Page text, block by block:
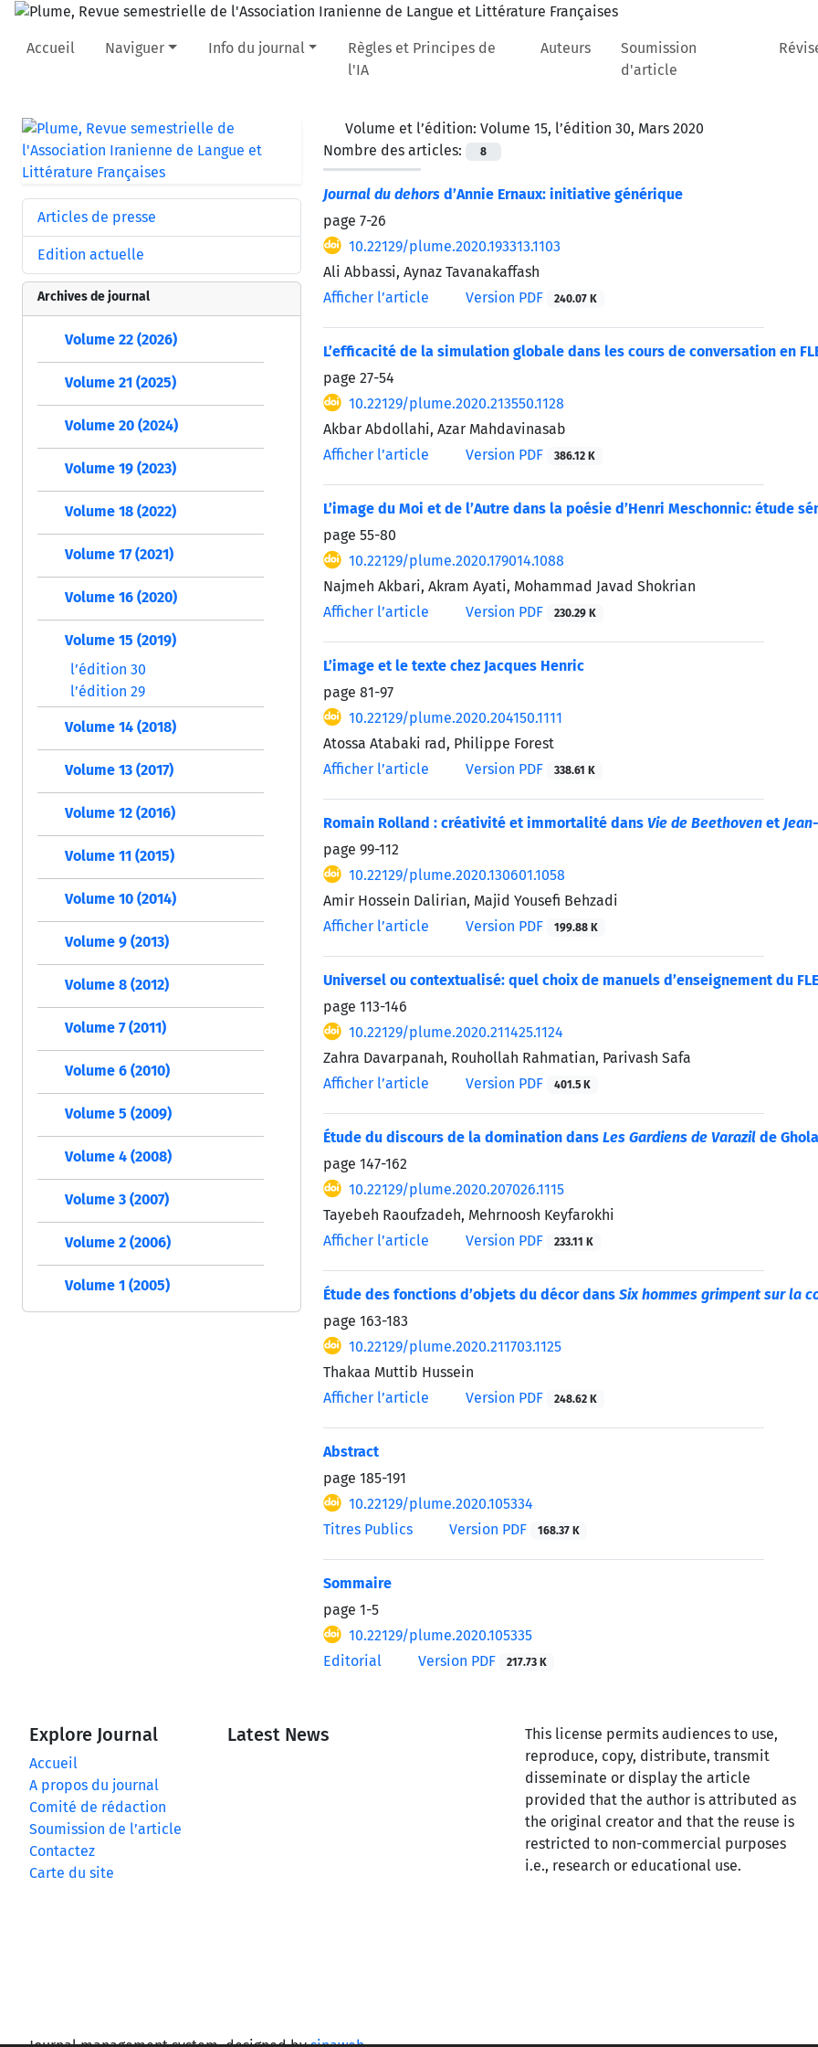
Accueil Naviguer Info du journal
Règles et Principes de
l'IA
Auteurs
Soumission
d'article
Volume et l’édition: Volume 15, l’édition 30, Mars 2020
Nombre des articles:
8
Journal du dehors d’Annie Ernaux: initiative générique
page 7-26
10.22129/plume.2020.193313.1103
Ali Abbassi, Aynaz Tavanakaffash
Afficher l’article
Version PDF 240.07 K
L’efficacité de la simulation globale dans les cours de conversation en
page 27-54
10.22129/plume.2020.213550.1128
Akbar Abdollahi, Azar Mahdavinasab
Afficher l’article
Version PDF 386.12 K
L’image du Moi et de l’Autre dans la poésie d’Henri Meschonnic: étude
page 55-80
10.22129/plume.2020.179014.1088
Najmeh Akbari, Akram Ayati, Mohammad Javad Shokrian
Afficher l’article
Version PDF 230.29 K
L’image et le texte chez Jacques Henric
page 81-97
10.22129/plume.2020.204150.1111
Atossa Atabaki rad, Philippe Forest
Afficher l’article
Version PDF 338.61 K
Romain Rolland : créativité et immortalité dans Vie de Beethoven et
page 99-112
10.22129/plume.2020.130601.1058
Amir Hossein Dalirian, Majid Yousefi Behzadi
Afficher l’article
Version PDF 199.88 K
Universel ou contextualisé: quel choix de manuels d’enseignement du
page 113-146
10.22129/plume.2020.211425.1124
Zahra Davarpanah, Rouhollah Rahmatian, Parivash Safa
Afficher l’article
Version PDF 401.5 K
Étude du discours de la domination dans Les Gardiens de Varazil de
page 147-162
10.22129/plume.2020.207026.1115
Tayebeh Raoufzadeh, Mehrnoosh Keyfarokhi
Afficher l’article
Version PDF 233.11 K
Étude des fonctions d’objets du décor dans Six hommes grimpent sur la
page 163-183
10.22129/plume.2020.211703.1125
Thakaa Muttib Hussein
Afficher l’article
Version PDF 248.62 K
Abstract
page 185-191
10.22129/plume.2020.105334
Titres Publics
Version PDF 168.37 K
Sommaire
page 1-5
10.22129/plume.2020.105335
Editorial
Version PDF 217.73 K
Articles de presse
Edition actuelle
Archives de journal
Volume 22 (2026)
Volume 21 (2025)
Volume 20 (2024)
Volume 19 (2023)
Volume 18 (2022)
Volume 17 (2021)
Volume 16 (2020)
Volume 15 (2019)
l’édition 30
l’édition 29
Volume 14 (2018)
Volume 13 (2017)
Volume 12 (2016)
Volume 11 (2015)
Volume 10 (2014)
Volume 9 (2013)
Volume 8 (2012)
Volume 7 (2011)
Volume 6 (2010)
Volume 5 (2009)
Volume 4 (2008)
Volume 3 (2007)
Volume 2 (2006)
Volume 1 (2005)
Explore Journal
Accueil
A propos du journal
Comité de rédaction
Soumission de l’article
Contactez
Carte du site
Latest News
This license permits audiences to use,
reproduce, copy, distribute, transmit
disseminate or display the article
provided that the author is attributed as
the original creator and that the reuse is
restricted to non-commercial purposes
i.e., research or educational use.